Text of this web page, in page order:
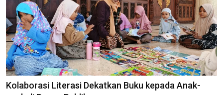
Kolaborasi Literasi Dekatkan Buku kepada Anak-